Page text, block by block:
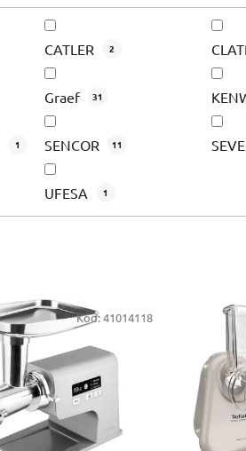
CATLER 2
Graef 31
1 SENCOR 11
UFESA 1
Kód:41014118